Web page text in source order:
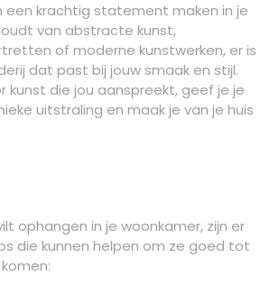
een krachtig statement maken in je
van abstracte kunst,
of moderne kunstwerken, er is
dat past bij jouw smaak en stijl.
kunst die jou aanspreekt, geef je je
uitstraling en maak je van je huis
ophangen in je woonkamer, zijn er
die kunnen helpen om ze goed tot